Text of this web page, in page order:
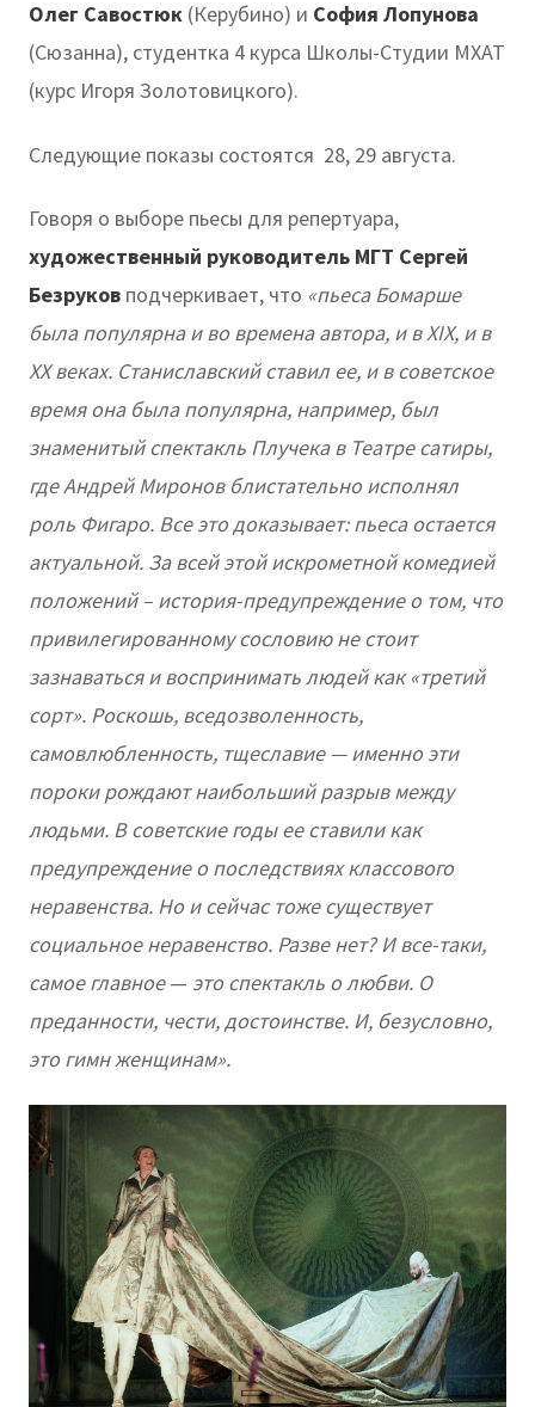
Олег Савостюк (Керубино) и София Лопунова
(Сюзанна), студентка 4 курса Школы-Студии МХАТ
(курс Игоря Золотовицкого).
Следующие показы состоятся 28, 29 августа.
Говоря о выборе пьесы для репертуара,
художественный руководитель МГТ Сергей
Безруков подчеркивает, что «пьеса Бомарше
была популярна и во времена автора, и в XIX, и в
XX веках. Станиславский ставил ее, и в советское
время она была популярна, например, был
знаменитый спектакль Плучека в Театре сатиры,
где Андрей Миронов блистательно исполнял
роль Фигаро. Все это доказывает: пьеса остается
актуальной. За всей этой искрометной комедией
положений – история-предупреждение о том, что
привилегированному сословию не стоит
зазнаваться и воспринимать людей как «третий
сорт». Роскошь, вседозволенность,
самовлюбленность, тщеславие — именно эти
пороки рождают наибольший разрыв между
людьми. В советские годы ее ставили как
предупреждение о последствиях классового
неравенства. Но и сейчас тоже существует
социальное неравенство. Разве нет? И все-таки,
самое главное— это спектакль о любви. О
преданности, чести, достоинстве. И, безусловно,
это гимн женщинам».